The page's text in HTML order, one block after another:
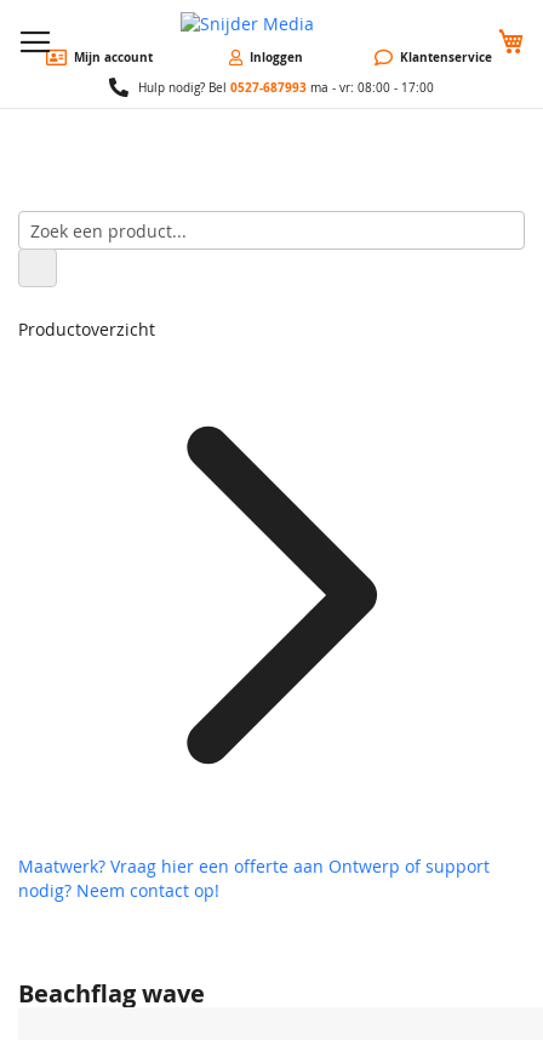
Mijn account Inloggen Klantenservice
Hulp nodig? Bel 0527-687993 ma - vr: 08:00 - 17:00
Beachflag wave
Productoverzicht
Maatwerk? Vraag hier een offerte aan Ontwerp of support
nodig? Neem contact op!